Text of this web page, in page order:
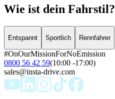
Wie ist dein Fahrstil?
Entspannt Sportlich Rennfahrer
#OnOurMissionForNoEmission
0800 56 42 59(10:00 -17:00)
sales@insta-drive.com